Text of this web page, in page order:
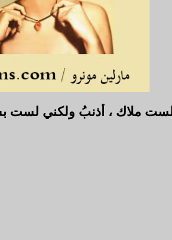
لست ملاك ، أذنبُ ولكني لست